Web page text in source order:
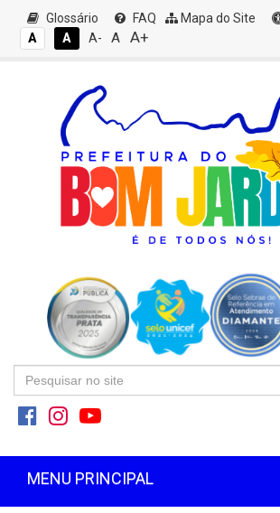
Glossário FAQ Mapa do Site
A
A A- A A+
MENU PRINCIPAL